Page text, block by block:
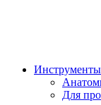
Инструменты
Для